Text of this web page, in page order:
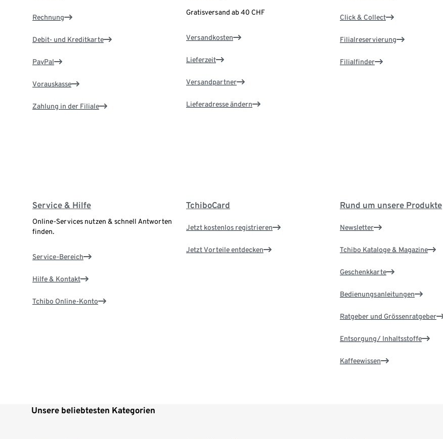
Rechnung
Debit- und Kreditkarte
PayPal
Vorauskasse
Zahlung in der Filiale
Gratisversand ab 40 CHF
Versandkosten
Lieferzeit
Versandpartner
Lieferadresse ändern
Click & Collect
Filialreservierung
Filialfinder
Service & Hilfe
Online-Services nutzen & schnell Antworten
finden.
Service-Bereich
Hilfe & Kontakt
Tchibo Online-Konto
TchiboCard
Jetzt kostenlos registrieren
Jetzt Vorteile entdecken
Rund um unsere Produkte
Newsletter
Tchibo Kataloge & Magazine
Geschenkkarte
Bedienungsanleitungen
Ratgeber und Grössenratgeber
Entsorgung/ Inhaltsstoffe
Kaffeewissen
Unsere beliebtesten Kategorien